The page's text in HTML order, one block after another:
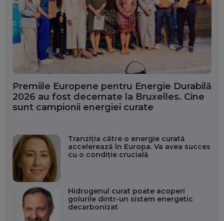
Premiile Europene pentru Energie Durabilă
2026 au fost decernate la Bruxelles. Cine
sunt campionii energiei curate
Tranziția către o energie curată
accelerează în Europa. Va avea succes
cu o condiție crucială
Hidrogenul curat poate acoperi
golurile dintr-un sistem energetic
decarbonizat